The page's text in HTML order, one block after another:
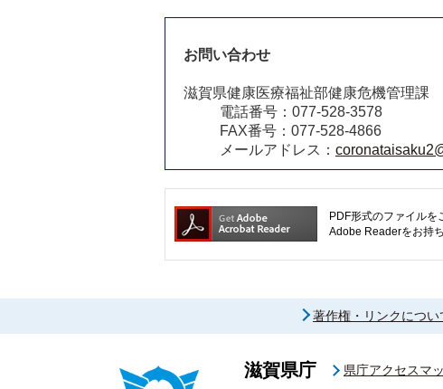
お問い合わせ
滋賀県健康医療福祉部健康危機管理課
電話番号：077-528-3578
FAX番号：077-528-4866
メールアドレス：
PDF形式のファイルを
Adobe Readerをお持
著作権・リンクについ
滋賀県庁 県庁アクセスマ